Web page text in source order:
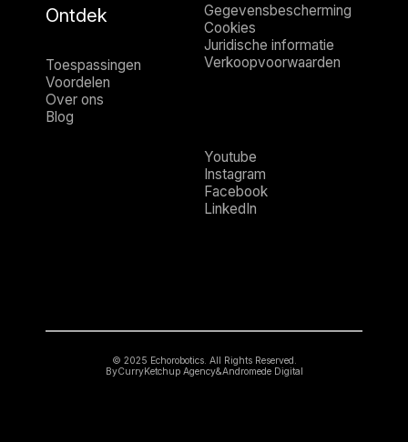
Ontdek
Toespassingen
Voordelen
Over ons
Blog
Gegevensbescherming
Cookies
Juridische informatie
Verkoopvoorwaarden
Youtube
Instagram
Facebook
LinkedIn
© 2025 Echorobotics. All Rights Reserved.
ByCurryKetchup Agency&Andromede Digital